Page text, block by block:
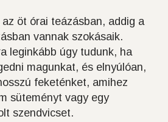
öt órai teázásban, addig a
vannak szokásaik.
leginkább úgy tudunk, ha
magunkat, és elnyúlóan,
feketénket, amihez
süteményt vagy egy
szendvicset.